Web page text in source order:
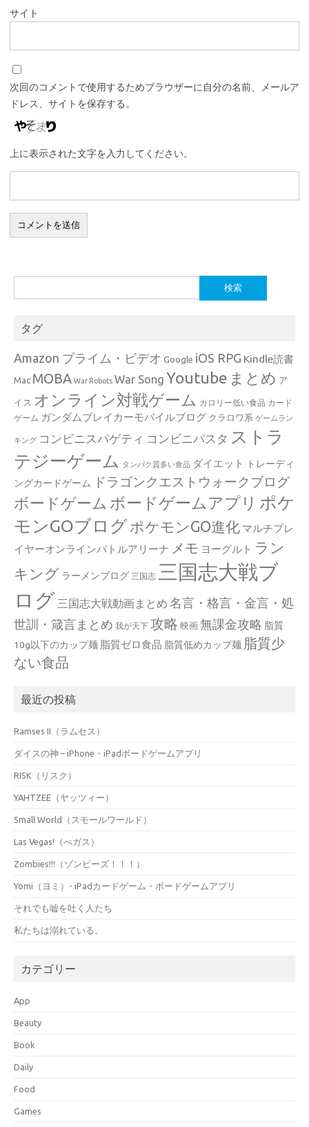
サイト
次回のコメントで使用するためブラウザーに自分の名前、メールア
ドレス、サイトを保存する。
上に表示された文字を入力してください。
索:
タグ
Amazon プライム・ビデオ Google iOS RPG Kindle読書
Mac MOBA War Robots War Song Youtube まとめ ア
イス オンライン対戦ゲーム カロリー低い食品 カード
ゲーム ガンダムブレイカーモバイルブログ クラロワ系 ゲームラン
キング コンビニスパゲティ コンビニパスタ ストラ
テジーゲーム
タンパク質多い食品 ダイエット
トレーディ
ングカードゲーム
ドラゴンクエストウォークブログ
ボードゲーム ボードゲームアプリ ポケ
モンGOブログポケモンGO進化 マルチプレ
イヤーオンラインバトルアリーナ メモ ヨーグルト ラン
キング ラーメンブログ 三国志 三国志大戦ブ
ログ 三国志大戦動画まとめ 名言・格言・金言・処
世訓・箴言まとめ 我が天下 攻略 映画 無課金攻略 脂質
10g以下のカップ麺 脂質ゼロ食品 脂質低めカップ麺 脂質少
ない食品
最近の投稿
Ramses II（ラムセス）
ダイスの神 – iPhone・iPadボードゲームアプリ
RISK（リスク）
YAHTZEE（ヤッツィー）
Small World（スモールワールド）
Las Vegas!（べガス）
Zombies!!!（ゾンビーズ！！！）
Yomi（ヨミ）- iPadカードゲーム・ボードゲームアプリ
それでも嘘を吐く人たち
私たちは溺れている。
カテゴリー
App
Beauty
Book
Daily
Food
Games